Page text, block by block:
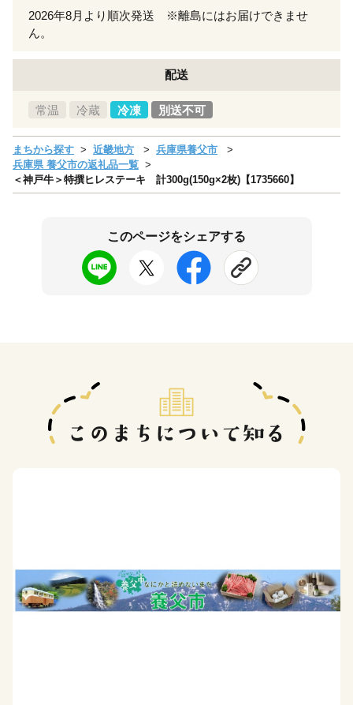
2026年8月より順次発送 ※離島にはお届けできませ
ん。
配送
常温 冷蔵 冷凍 別送不可
まちから探す 近畿地方
兵庫県養父市
兵庫県 養父市の返礼品一覧
＜神戸牛＞特撰ヒレステーキ 計300g(150g×2枚)【1735660】
このページをシェアする